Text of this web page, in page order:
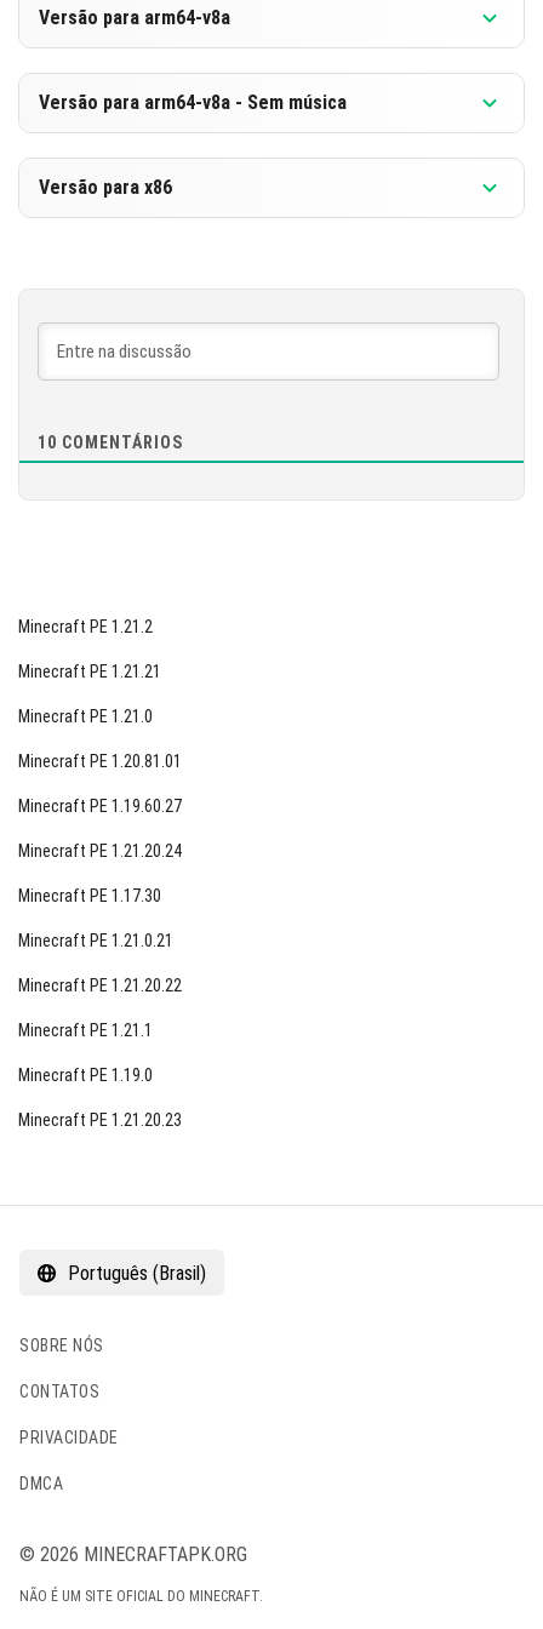
[246.45 MB]
Versão para arm64-v8a
Versão para arm64-v8a - Sem música
Versão para x86
10 COMENTÁRIOS
Minecraft PE 1.21.2
Minecraft PE 1.21.21
Minecraft PE 1.21.0
Minecraft PE 1.20.81.01
Minecraft PE 1.19.60.27
Minecraft PE 1.21.20.24
Minecraft PE 1.17.30
Minecraft PE 1.21.0.21
Minecraft PE 1.21.20.22
Minecraft PE 1.21.1
Minecraft PE 1.19.0
Minecraft PE 1.21.20.23
Português (Brasil)
SOBRE NÓS
CONTATOS
PRIVACIDADE
DMCA
© 2026 MINECRAFTAPK.ORG
NÃO É UM SITE OFICIAL DO MINECRAFT.